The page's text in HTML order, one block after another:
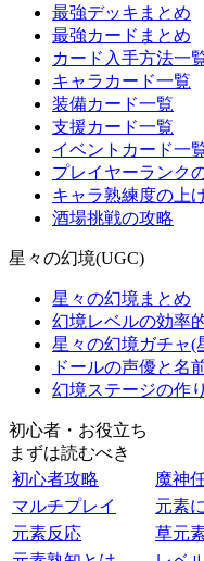
最強デッキまとめ
最強カードまとめ
カード入手方法一
キャラカード一覧
装備カード一覧
支援カード一覧
イベントカード一
プレイヤーランク
キャラ熟練度の上
酒場挑戦の攻略
星々の幻境(UGC)
星々の幻境まとめ
幻境レベルの効率
星々の幻境ガチャ(
ドールの声優と名
幻境ステージの作
初心者・お役立ち
まずは読むべき
初心者攻略
魔神
マルチプレイ
元素
元素反応
草元